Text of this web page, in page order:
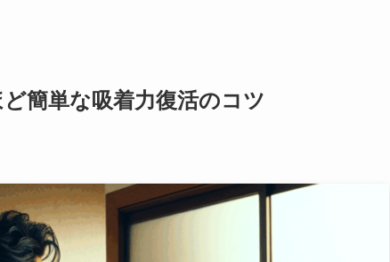
簡単な吸着力復活のコツ